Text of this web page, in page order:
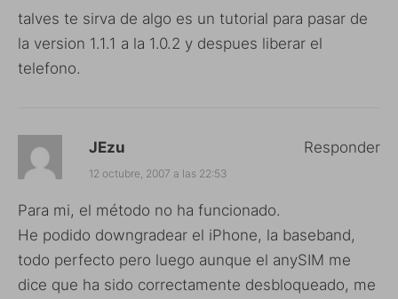
talves te sirva de algo es un tutorial para pasar de
la version 1.1.1 a la 1.0.2 y despues liberar el
telefono.
JEzu
12 octubre, 2007 a las 22:53
Para mi, el método no ha funcionado.
He podido downgradear el iPhone, la baseband,
todo perfecto pero luego aunque el anySIM me
dice que ha sido correctamente desbloqueado, me
Responder